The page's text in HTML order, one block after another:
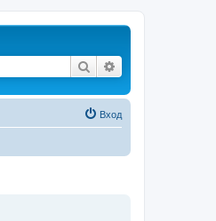
Поиск
Вход